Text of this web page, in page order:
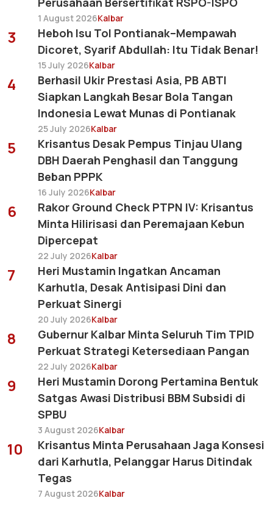
1 August 2026Kalbar
3
Heboh Isu Tol Pontianak–Mempawah
Dicoret, Syarif Abdullah: Itu Tidak Benar!
15 July 2026Kalbar
4
Berhasil Ukir Prestasi Asia, PB ABTI
Siapkan Langkah Besar Bola Tangan
Indonesia Lewat Munas di Pontianak
25 July 2026Kalbar
5
Krisantus Desak Pempus Tinjau Ulang
DBH Daerah Penghasil dan Tanggung
Beban PPPK
16 July 2026Kalbar
6
Rakor Ground Check PTPN IV: Krisantus
Minta Hilirisasi dan Peremajaan Kebun
Dipercepat
22 July 2026Kalbar
7
Heri Mustamin Ingatkan Ancaman
Karhutla, Desak Antisipasi Dini dan
Perkuat Sinergi
20 July 2026Kalbar
8
Gubernur Kalbar Minta Seluruh Tim TPID
Perkuat Strategi Ketersediaan Pangan
22 July 2026Kalbar
9
Heri Mustamin Dorong Pertamina Bentuk
Satgas Awasi Distribusi BBM Subsidi di
SPBU
3 August 2026Kalbar
10
Krisantus Minta Perusahaan Jaga Konsesi
dari Karhutla, Pelanggar Harus Ditindak
Tegas
7 August 2026Kalbar